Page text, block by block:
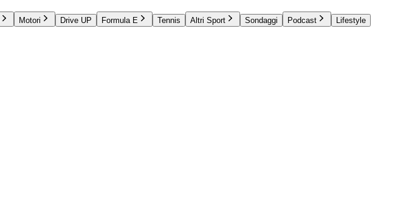
Motori Drive UP Formula E Tennis Altri Sport Sondaggi Podcast
Lifestyle